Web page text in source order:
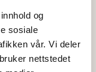
og
sosiale
vår. Vi deler
nettstedet
og kjører
perfekt for